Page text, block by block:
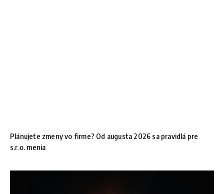
Plánujete zmeny vo firme? Od augusta 2026 sa pravidlá pre
s.r.o. menia